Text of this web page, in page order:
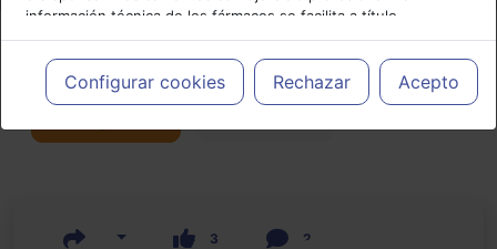
información técnica de los fármacos se facilita a título
meramente informativo, siendo responsabilidad de los
profesionales facultados prescribir medicamentos y decidir, en
cada caso concreto, el tratamiento más adecuado a las
necesidades del paciente.
Configurar cookies Rechazar Acepto
Actualidad y Artículos|Coronavirus
3 2